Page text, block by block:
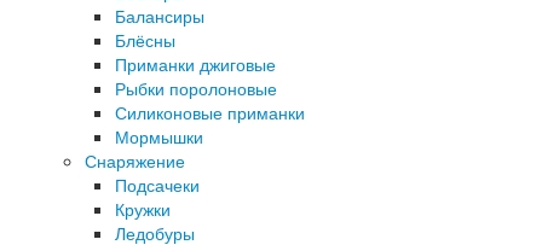
Балансиры
Блёсны
Приманки джиговые
Рыбки поролоновые
Силиконовые приманки
Мормышки
Снаряжение
Подсачеки
Кружки
Ледобуры